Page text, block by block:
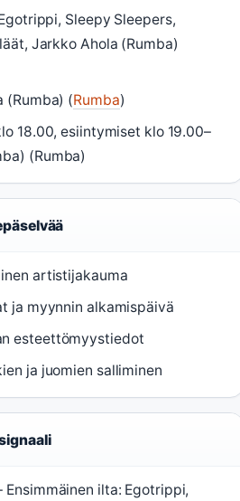
Sleepy Sleepers,
Jarkko Ahola (Rumba)
(Rumba) (Rumba)
18.00, esiintymiset klo 19.00–
(Rumba)
artistijakauma
ja myynnin alkamispäivä
esteettömyystiedot
ja juomien salliminen
Ensimmäinen ilta: Egotrippi,